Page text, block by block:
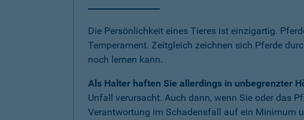
Die Persönlichkeit eines Tieres ist einzigartig.
Temperament. Zeitgleich zeichnen sich Pferde
noch lernen kann.
Als Halter haften Sie allerdings in unbegrenzter
Unfall verursacht. Auch dann, wenn Sie oder das
Verantwortung im Schadensfall auf ein Minimum